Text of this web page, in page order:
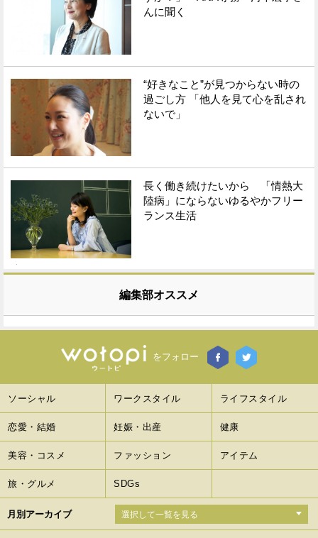
んに聞く
“好きなこと”が見つからない時の
過ごし方 「他人を見て心を乱され
ないで」
長く働き続けたいから 「情熱大
陸病」にならないゆるやかフリー
ランス生活
編集部オススメ
をフォロー
ソーシャル ワークスタイル ライフスタイル
恋愛・結婚 妊娠・出産 健康
美容・コスメ ファッション アイテム
旅・グルメ SDGs
月別アーカイブ